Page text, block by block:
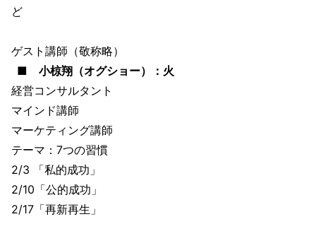
ど
ゲスト講師（敬称略）
■ 小椋翔（オグショー）：火
経営コンサルタント
マインド講師
マーケティング講師
テーマ：7つの習慣
2/3 「私的成功」
2/10「公的成功」
2/17「再新再生」